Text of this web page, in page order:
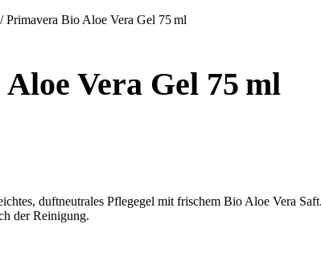
/ Primavera Bio Aloe Vera Gel 75 ml
Vera Gel 75 ml
duftneutrales Pflegegel mit frischem Bio Aloe Vera
der Reinigung.